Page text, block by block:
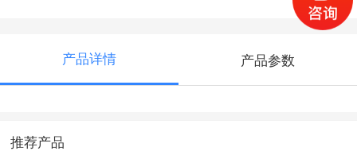
产品详情 产品参数
推荐产品